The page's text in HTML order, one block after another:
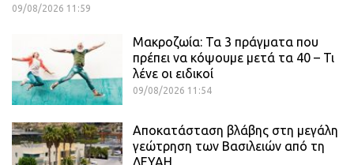
09/08/2026 11:59
Μακροζωία: Τα 3 πράγματα που
πρέπει να κόψουμε μετά τα 40 – Τι
λένε οι ειδικοί
09/08/2026 11:54
Αποκατάσταση βλάβης στη μεγάλη
γεώτρηση των Βασιλειών από τη
ΔΕΥΑΗ